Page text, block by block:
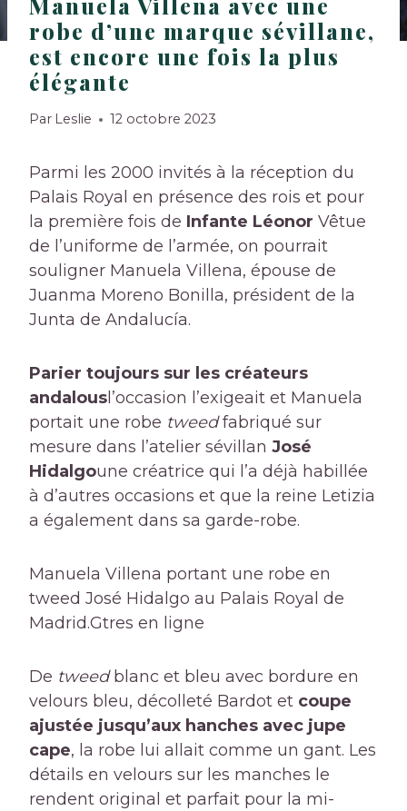
robe d’une marque sévillane,
est encore une fois la plus
élégante
Par Leslie 12 octobre 2023
Parmi les 2000 invités à la réception du
Palais Royal en présence des rois et pour
la première fois de Infante Léonor Vêtue
de l’uniforme de l’armée, on pourrait
souligner Manuela Villena, épouse de
Juanma Moreno Bonilla, président de la
Junta de Andalucía.
Parier toujours sur les créateurs
andalous l’occasion l’exigeait et Manuela
portait une robe tweedfabriqué sur
mesure dans l’atelier sévillan José
Hidalgoune créatrice qui l’a déjà habillée
à d’autres occasions et que la reine Letizia
a également dans sa garde-robe.
Manuela Villena portant une robe en
tweed José Hidalgo au Palais Royal de
Madrid.Gtres en ligne
De tweedblanc et bleu avec bordure en
velours bleu, décolleté Bardot et coupe
ajustée jusqu’aux hanches avec jupe
cape, la robe lui allait comme un gant. Les
détails en velours sur les manches le
rendent original et parfait pour la mi-